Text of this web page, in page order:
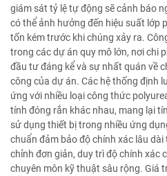
giám sát tỷ lệ tự động sẽ cảnh báo
có thể ảnh hưởng đến hiệu suất lớp
tốn kém trước khi chúng xảy ra.
trong các dự án quy mô lớn, nơi chi
đầu tư đáng kể và sự nhất quán về
công của dự án. Các hệ thống định
ứng với nhiều loại công thức
tính đóng rắn khác nhau, mang lại
sử dụng thiết bị trong nhiều ứng
chuẩn đảm bảo độ chính xác lâu
chỉnh đơn giản, duy trì độ chính xác
chuyên môn kỹ thuật sâu rộng. Giá